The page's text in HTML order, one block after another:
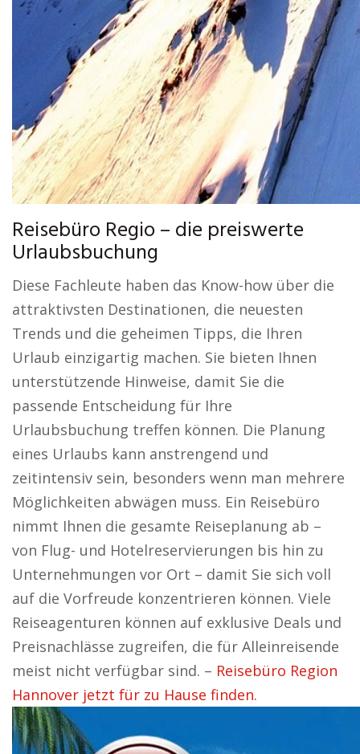
Reisebüro Regio – die preiswerte
Urlaubsbuchung
Diese Fachleute haben das Know-how über die
attraktivsten Destinationen, die neuesten
Trends und die geheimen Tipps, die Ihren
Urlaub einzigartig machen. Sie bieten Ihnen
unterstützende Hinweise, damit Sie die
passende Entscheidung für Ihre
Urlaubsbuchung treffen können. Die Planung
eines Urlaubs kann anstrengend und
zeitintensiv sein, besonders wenn man mehrere
Möglichkeiten abwägen muss. Ein Reisebüro
nimmt Ihnen die gesamte Reiseplanung ab –
von Flug- und Hotelreservierungen bis hin zu
Unternehmungen vor Ort – damit Sie sich voll
auf die Vorfreude konzentrieren können. Viele
Reiseagenturen können auf exklusive Deals und
Preisnachlässe zugreifen, die für Alleinreisende
meist nicht verfügbar sind. – Reisebüro Region
Hannover jetzt für zu Hause finden.